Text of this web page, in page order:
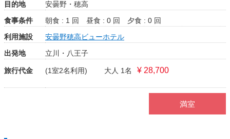
目的地
安曇野・穂高
食事条件
朝食 : 1 回 昼食 : 0 回
夕食 : 0 回
利用施設
安曇野穂高ビューホテル
出発地
立川・八王子
旅行代金 (1室2名利用) 大人 1名 ¥ 28,700
満室